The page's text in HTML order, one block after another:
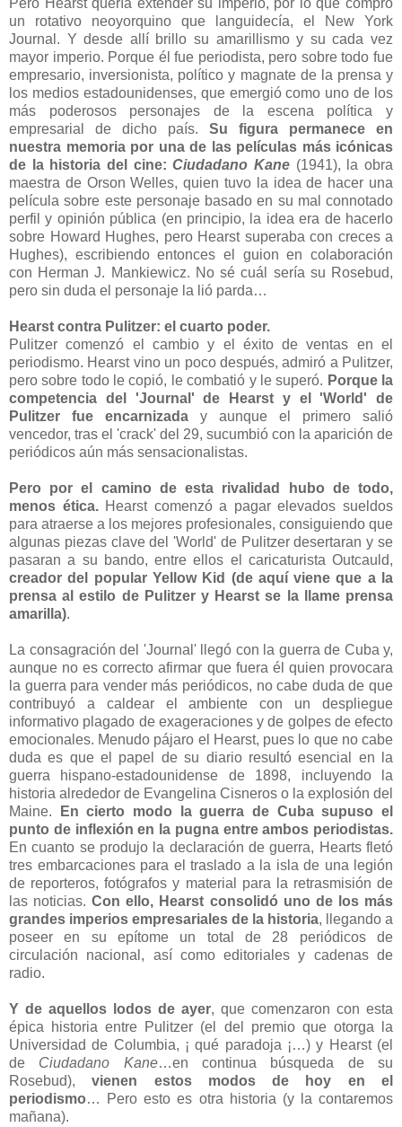
un rotativo neoyorquino que languidecía, el New York
Journal. Y desde allí brillo su amarillismo y su cada vez
mayor imperio. Porque él fue periodista, pero sobre todo fue
empresario, inversionista, político y magnate de la prensa y
los medios estadounidenses, que emergió como uno de los
más poderosos personajes de la escena política y
empresarial de dicho país. Su figura permanece en
nuestra memoria por una de las películas más icónicas
de la historia del cine:Ciudadano Kane (1941), la obra
maestra de Orson Welles, quien tuvo la idea de hacer una
película sobre este personaje basado en su mal connotado
perfil y opinión pública (en principio, la idea era de hacerlo
sobre Howard Hughes, pero Hearst superaba con creces a
Hughes), escribiendo entonces el guion en colaboración
con Herman J. Mankiewicz. No sé cuál sería su Rosebud,
pero sin duda el personaje la lió parda…
Hearst contra Pulitzer: el cuarto poder.
Pulitzer comenzó el cambio y el éxito de ventas en el
periodismo. Hearst vino un poco después, admiró a Pulitzer,
pero sobre todo le copió, le combatió y le superó. Porque la
competencia del 'Journal' de Hearst y el 'World' de
Pulitzer fue encarnizada y aunque el primero salió
vencedor, tras el 'crack' del 29, sucumbió con la aparición de
periódicos aún más sensacionalistas.
Pero por el camino de esta rivalidad hubo de todo,
menos ética.Hearst comenzó a pagar elevados sueldos
para atraerse a los mejores profesionales, consiguiendo que
algunas piezas clave del 'World' de Pulitzer desertaran y se
pasaran a su bando, entre ellos el caricaturista Outcauld,
creador del popular Yellow Kid (de aquí viene que a la
prensa al estilo de Pulitzer y Hearst se la llame prensa
amarilla).
La consagración del 'Journal' llegó con la guerra de Cuba y,
aunque no es correcto afirmar que fuera él quien provocara
la guerra para vender más periódicos, no cabe duda de que
contribuyó a caldear el ambiente con un despliegue
informativo plagado de exageraciones y de golpes de efecto
emocionales. Menudo pájaro el Hearst, pues lo que no cabe
duda es que el papel de su diario resultó esencial en la
guerra hispano-estadounidense de 1898, incluyendo la
historia alrededor de Evangelina Cisneros o la explosión del
Maine.
En cierto modo la guerra de Cuba supuso el
punto de inflexión en la pugna entre ambos periodistas.
En cuanto se produjo la declaración de guerra, Hearts fletó
tres embarcaciones para el traslado a la isla de una legión
de reporteros, fotógrafos y material para la retrasmisión de
las noticias.Con ello, Hearst consolidó uno de los más
grandes imperios empresariales de la historia, llegando a
poseer en su epítome un total de 28 periódicos de
circulación nacional, así como editoriales y cadenas de
radio.
Y de aquellos lodos de ayer, que comenzaron con esta
épica historia entre Pulitzer (el del premio que otorga la
Universidad de Columbia, ¡ qué paradoja ¡…) y Hearst (el
de Ciudadano Kane…en continua búsqueda de su
Rosebud),vienen estos modos de hoy en el
periodismo… Pero esto es otra historia (y la contaremos
mañana).